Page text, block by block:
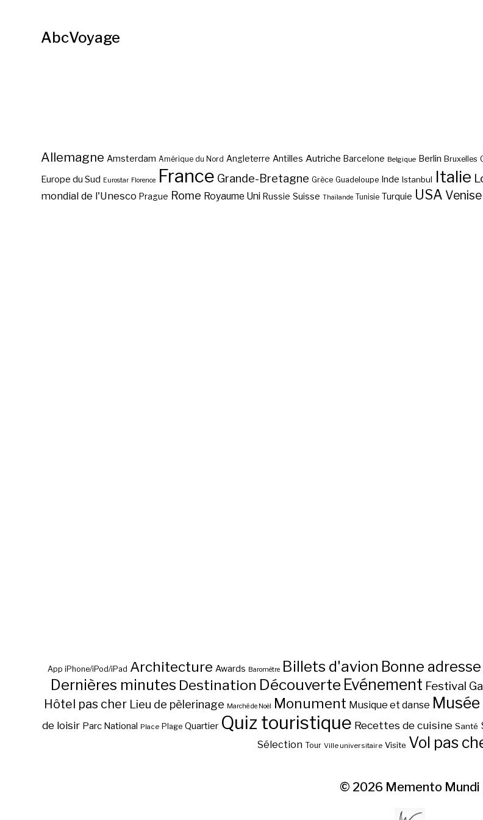
AbcVoyage
Allemagne Amsterdam Amérique du Nord Angleterre Antilles Autriche Barcelone Belgique Berlin Bruxelles
Europe du Sud Eurostar Florence France Grande-Bretagne Grèce Guadeloupe Inde Istanbul Italie
mondial de l'Unesco Prague Rome Royaume Uni Russie Suisse Thaïlande Tunisie Turquie USA Venise
App iPhone/iPod/iPad Architecture Awards Baromètre Billets d'avion Bonne adresse
Dernières minutes Destination Découverte Evénement Festival
Hôtel pas cher Lieu de pèlerinage Marché de Noël Monument Musique et danse Musée
de loisir Parc National Place Plage Quartier Quiz touristique Recettes de cuisine Santé
Sélection Tour Ville universitaire Visite Vol pas
© 2026 Memento Mundi